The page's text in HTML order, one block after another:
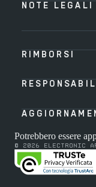
NOTE LEGALI
RIMBORSI
Potrebbero essere
© 2026 Electronic